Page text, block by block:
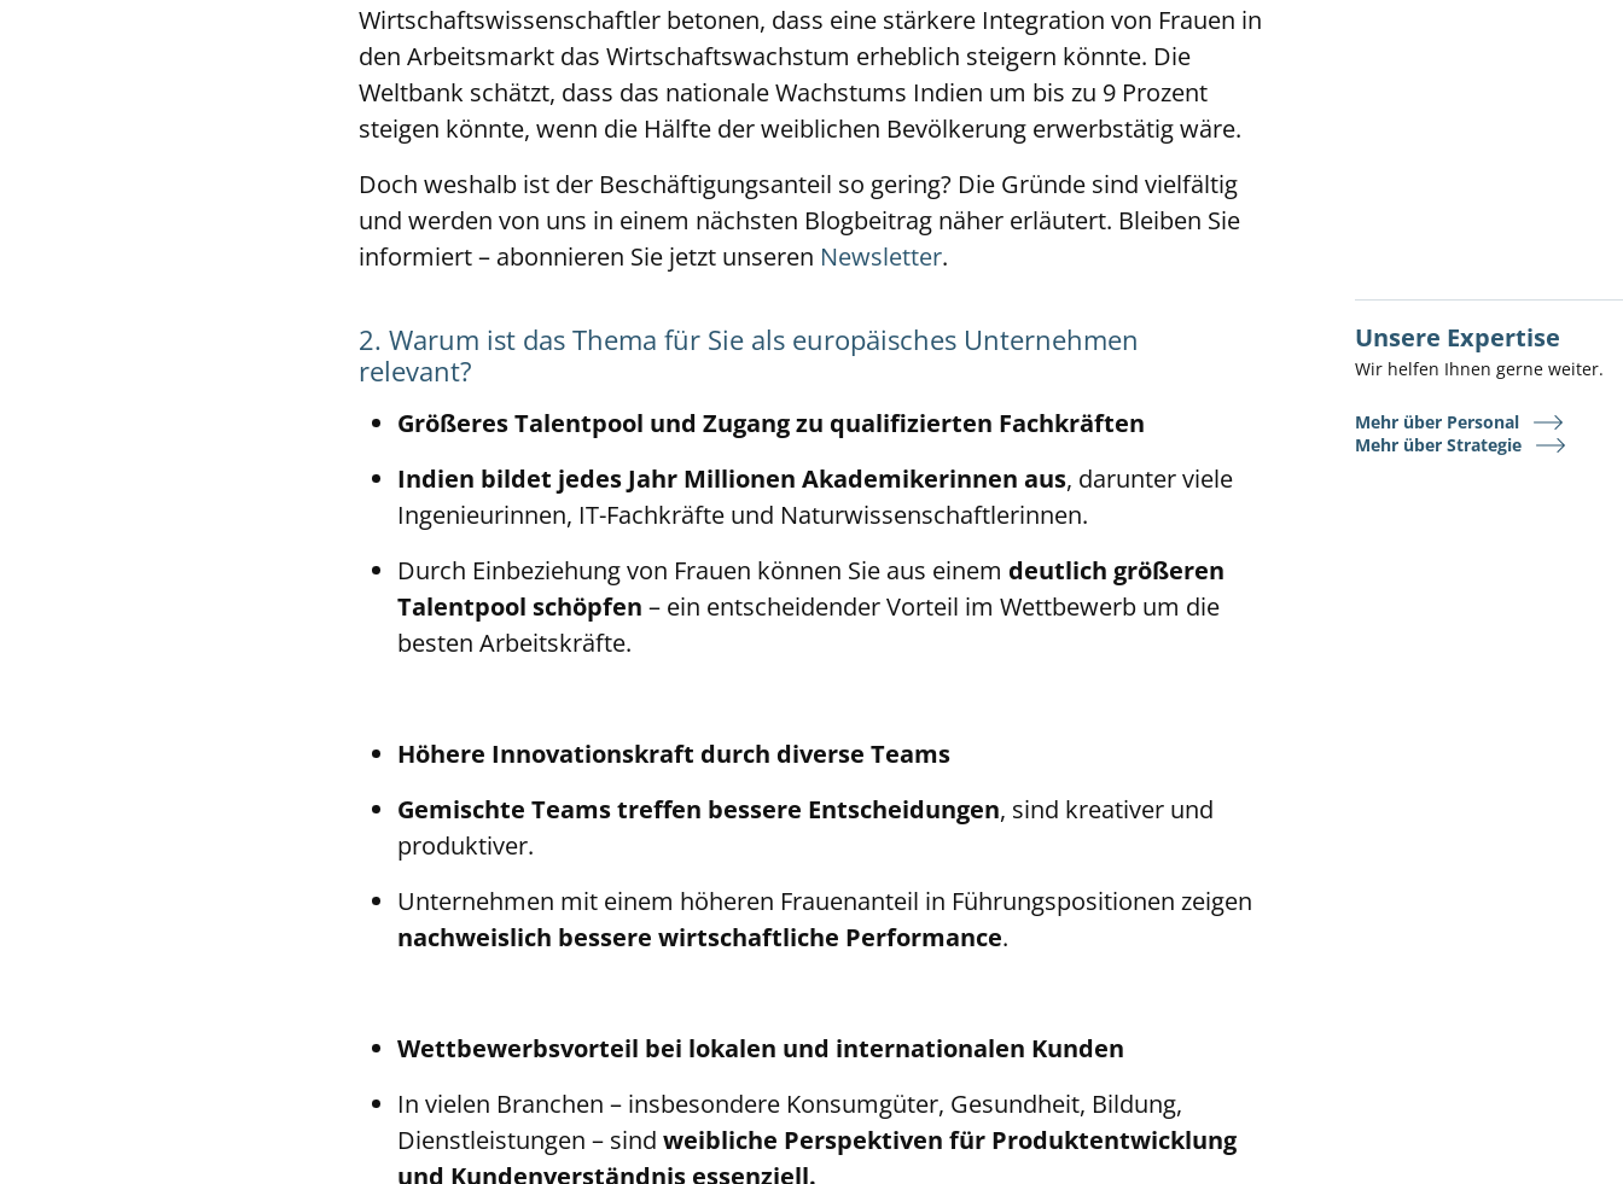
Unsere Expertise
Wir helfen Ihnen gerne weiter.
Mehr über Personal
Mehr über Strategie
Wirtschaftswissenschaftler betonen, dass eine stärkere Integration von Frauen in
den Arbeitsmarkt das Wirtschaftswachstum erheblich steigern könnte. Die
Weltbank schätzt, dass das nationale Wachstums Indien um bis zu 9 Prozent
steigen könnte, wenn die Hälfte der weiblichen Bevölkerung erwerbstätig wäre.
Doch weshalb ist der Beschäftigungsanteil so gering? Die Gründe sind vielfältig
und werden von uns in einem nächsten Blogbeitrag näher erläutert. Bleiben Sie
informiert – abonnieren Sie jetzt unseren Newsletter.
2. Warum ist das Thema für Sie als europäisches Unternehmen
relevant?
Größeres Talentpool und Zugang zu qualifizierten Fachkräften
Indien bildet jedes Jahr Millionen Akademikerinnen aus, darunter viele
Ingenieurinnen, IT-Fachkräfte und Naturwissenschaftlerinnen.
Durch Einbeziehung von Frauen können Sie aus einem deutlich größeren
Talentpool schöpfen – ein entscheidender Vorteil im Wettbewerb um die
besten Arbeitskräfte.
Höhere Innovationskraft durch diverse Teams
Gemischte Teams treffen bessere Entscheidungen, sind kreativer und
produktiver.
Unternehmen mit einem höheren Frauenanteil in Führungspositionen zeigen
nachweislich bessere wirtschaftliche Performance.
Wettbewerbsvorteil bei lokalen und internationalen Kunden
In vielen Branchen – insbesondere Konsumgüter, Gesundheit, Bildung,
Dienstleistungen – sind weibliche Perspektiven für Produktentwicklung
und Kundenverständnis essenziell.